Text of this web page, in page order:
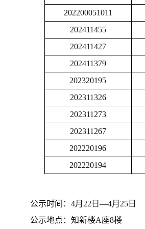
202200051011
202411455
202411427
202411379
202320195
202311326
202311273
202311267
202220196
202220194
公示时间：4月22日—4月25日
公示地点：知新楼A座8楼